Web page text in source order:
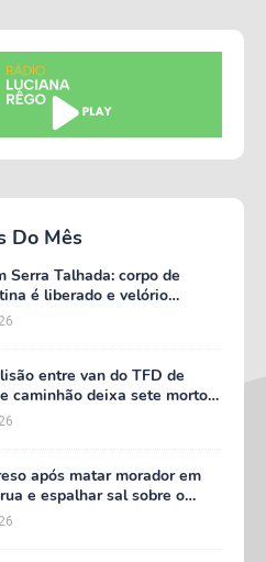
Do Mês
Serra Talhada: corpo de
é liberado e velório
deste domingo
entre van do TFD de
caminhão deixa sete mortos
após matar morador em
e espalhar sal sobre o
Talhada